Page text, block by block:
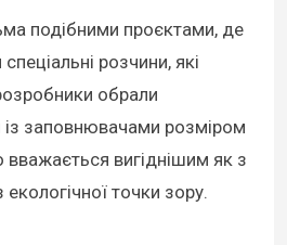
подібними проєктами, де
розчини, які
обрали
із заповнювачами розміром
вважається вигіднішим як з
екологічної точки зору.